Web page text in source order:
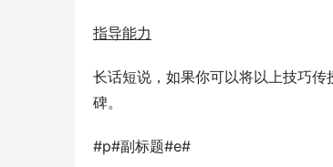
指导能力
长话短说，如果你可以将以上技巧
碑。
#p#副标题#e#